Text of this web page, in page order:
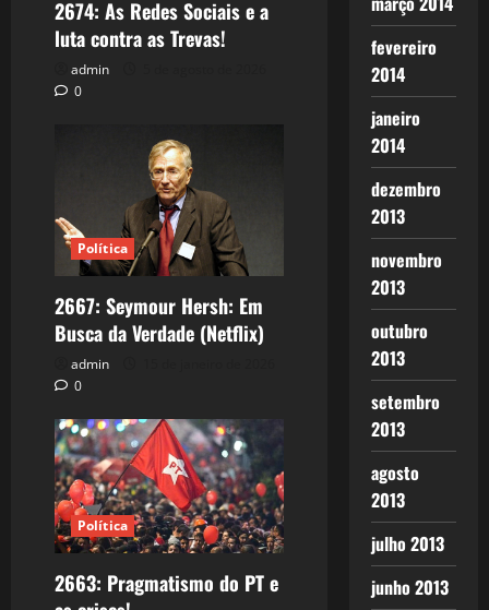
2674: As Redes Sociais e a
luta contra as Trevas!
admin
0
Política
2667: Seymour Hersh: Em
Busca da Verdade (Netflix)
admin
0
Política
2663: Pragmatismo do PT e
fevereiro
2014
janeiro
2014
dezembro
2013
novembro
2013
outubro
2013
setembro
2013
agosto
2013
julho 2013
junho 2013